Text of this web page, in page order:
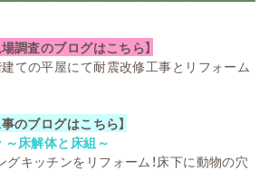
調査のブログはこちら】
ての平屋にて耐震改修工事とリフォーム
のブログはこちら】
～床解体と床組～
キッチンをリフォーム！床下に動物の穴